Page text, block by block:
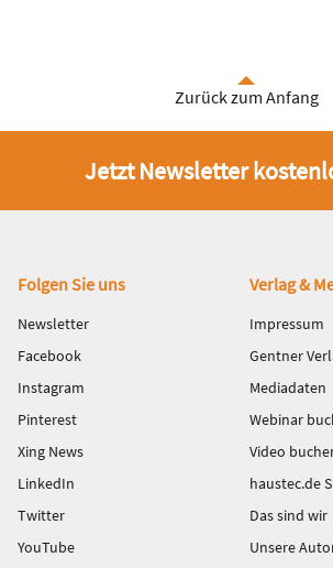
Zurück zum Anfang
Jetzt Newsletter
Fußbereich
Folgen Sie uns
Newsletter
Facebook
Instagram
Pinterest
Xing News
LinkedIn
Twitter
YouTube
Verlag &
Impressum
Gentner
Mediadaten
Webinar
Video
haustec.de
Das sind wir
Unsere